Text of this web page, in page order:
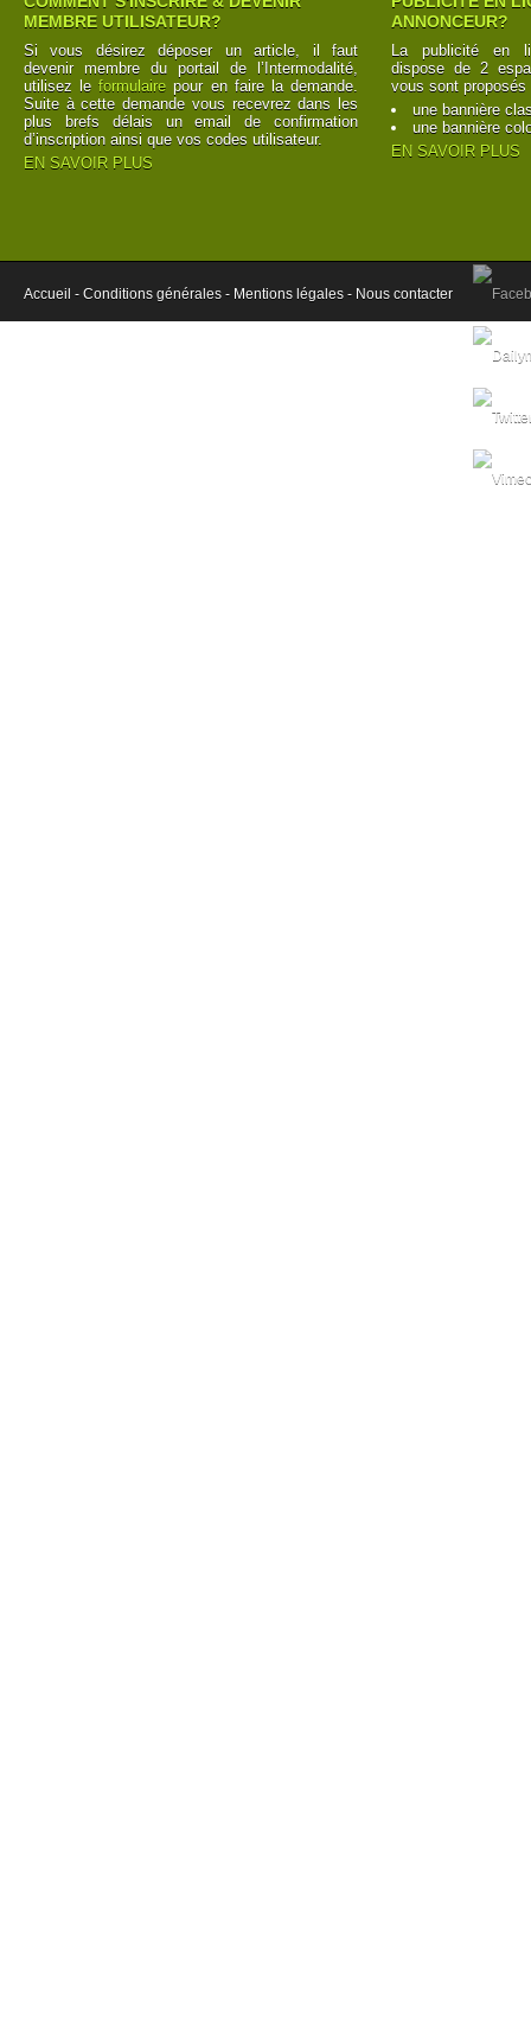
MEMBRE UTILISATEUR?
Si vous désirez déposer un article, il faut
devenir membre du portail de l’Intermodalité,
utilisez leformulaire pour en faire la demande.
Suite à cette demande vous recevrez dans les
plus brefs délais un email de confirmation
d’inscription ainsi que vos codes utilisateur.
EN SAVOIR PLUS
ANNONCEUR?
La publicité en
dispose de 2
vous sont proposés
une bannière
une bannière
EN SAVOIR PLUS
Accueil - Conditions générales - Mentions légales - Nous contacter